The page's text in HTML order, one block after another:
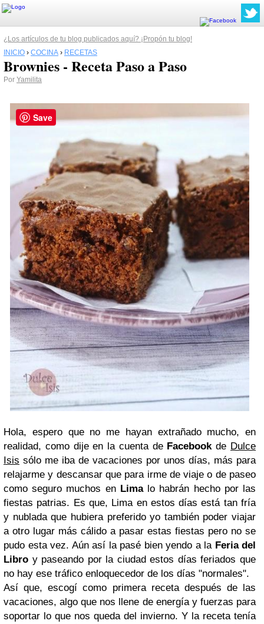
¿Los artículos de tu blog publicados aquí? ¡Propón tu blog!
INICIO › COCINA › RECETAS
Brownies - Receta Paso a Paso
Por Yamilita
Hola, espero que no me hayan extrañado mucho, en
realidad, como dije en la cuenta de Facebookde Dulce
Isis sólo me iba de vacaciones por unos días, más para
relajarme y descansar que para irme de viaje o de paseo
como seguro muchos en Limalo habrán hecho por las
fiestas patrias. Es que, Lima en estos días está tan fría
y nublada que hubiera preferido yo también poder viajar
a otro lugar más cálido a pasar estas fiestas pero no se
pudo esta vez. Aún así la pasé bien yendo a la Feria del
Libro y paseando por la ciudad estos días feriados que
no hay ese tráfico enloquecedor de los días "normales".
Así que, escogí como primera receta después de las
vacaciones, algo que nos llene de energía y fuerzas para
soportar lo que nos queda del invierno. Y la receta tenía
Save